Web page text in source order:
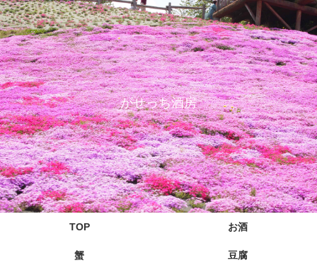
がせっち酒房
TOP お酒
蟹 豆腐